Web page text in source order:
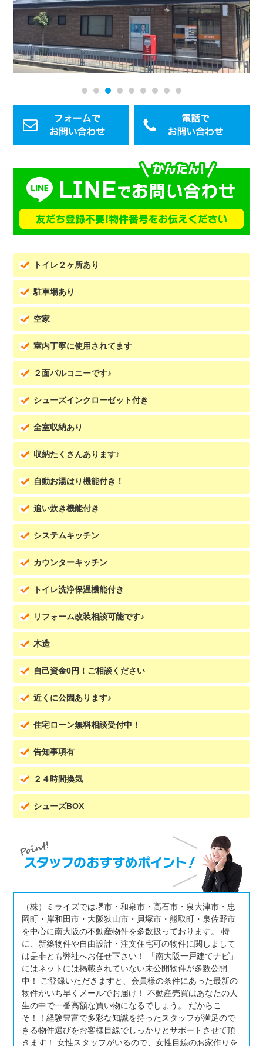
トイレ２ヶ所あり
駐車場あり
空家
室内丁寧に使用されてます
２面バルコニーです♪
シューズインクローゼット付き
全室収納あり
収納たくさんあります♪
自動お湯はり機能付き！
追い炊き機能付き
システムキッチン
カウンターキッチン
トイレ洗浄保温機能付き
リフォーム改装相談可能です♪
木造
自己資金0円！ご相談ください
近くに公園あります♪
住宅ローン無料相談受付中！
告知事項有
２４時間換気
シューズBOX
（株）ミライズでは堺市・和泉市・高石市・泉大津市・忠
岡町・岸和田市・大阪狭山市・貝塚市・熊取町・泉佐野市
を中心に南大阪の不動産物件を多数扱っております。 特
に、新築物件や自由設計・注文住宅可の物件に関しまして
は是非とも弊社へお任せ下さい！ 「南大阪一戸建てナビ」
にはネットには掲載されていない未公開物件が多数公開
中！ ご登録いただきますと、会員様の条件にあった最新の
物件がいち早くメールでお届け！ 不動産売買はあなたの人
生の中で一番高額な買い物になるでしょう。 だからこ
そ！！経験豊富で多彩な知識を持ったスタッフが満足ので
きる物件選びをお客様目線でしっかりとサポートさせて頂
きます！ 女性スタッフがいるので、女性目線のお家作りを